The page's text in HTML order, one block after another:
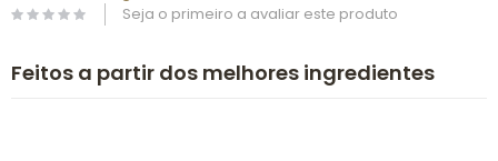
de
Seja o primeiro a avaliar este produto
Feitos a partir dos melhores ingredientes